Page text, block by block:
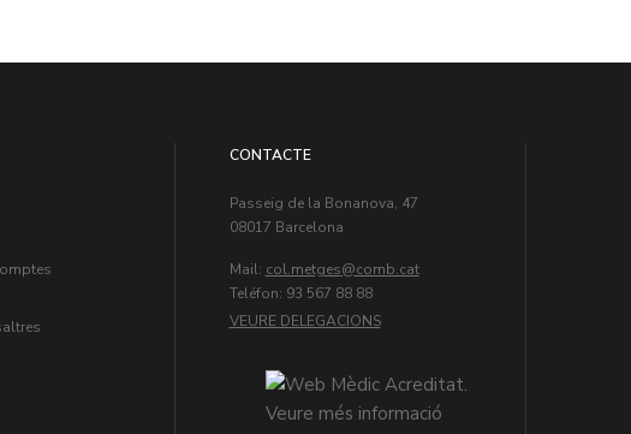
CONTACTE
Passeig de la Bonanova, 47
08017 Barcelona
Mail: col.metges
Teléfon: 93 567 88 88
VEURE DELEGACIONS